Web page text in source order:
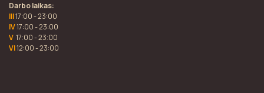
Darbo laikas:
III17:00 - 23:00
IV17:00 - 23:00
V 17:00 - 23:00
VI12:00 - 23:00